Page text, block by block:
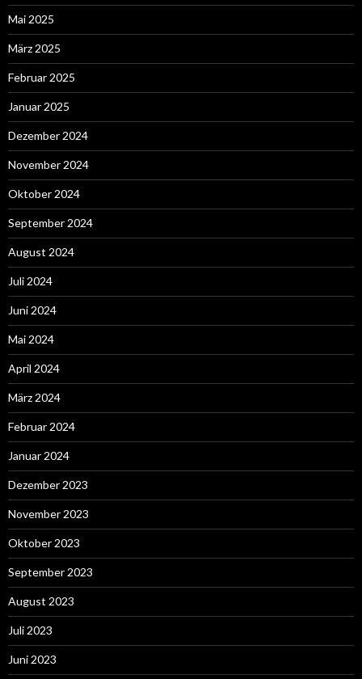
Mai 2025
März 2025
Februar 2025
Januar 2025
Dezember 2024
November 2024
Oktober 2024
September 2024
August 2024
Juli 2024
Juni 2024
Mai 2024
April 2024
März 2024
Februar 2024
Januar 2024
Dezember 2023
November 2023
Oktober 2023
September 2023
August 2023
Juli 2023
Juni 2023